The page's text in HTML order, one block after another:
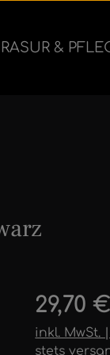
RASUR &
Regulärer
29,70 €
inkl.
stets